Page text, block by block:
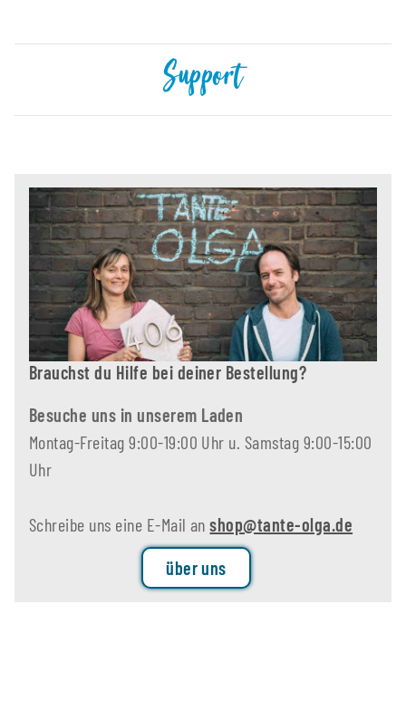
Support
Brauchst du Hilfe bei deiner Bestellung?
Besuche uns in unserem Laden
Montag-Freitag 9:00-19:00 Uhr u. Samstag 9:00-15:00
Uhr
Schreibe uns eine E-Mail anshop@tante-olga.de
über uns